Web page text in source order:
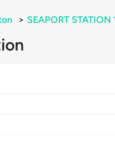
> SEAPORT STATION